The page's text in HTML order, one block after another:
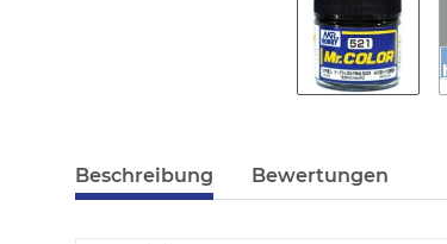
Beschreibung Bewertungen